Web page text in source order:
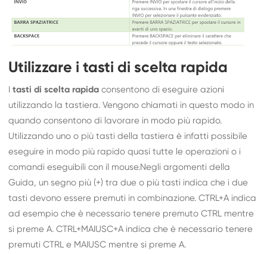
Utilizzare i tasti di scelta rapida
Itasti di scelta rapida consentono di eseguire azioni
utilizzando la tastiera. Vengono chiamati in questo modo in
quando consentono di lavorare in modo più rapido.
Utilizzando uno o più tasti della tastiera è infatti possibile
eseguire in modo più rapido quasi tutte le operazioni o i
comandi eseguibili con il mouse.Negli argomenti della
Guida, un segno più (+) tra due o più tasti indica che i due
tasti devono essere premuti in combinazione. CTRL+A indica
ad esempio che è necessario tenere premuto CTRL mentre
si preme A. CTRL+MAIUSC+A indica che è necessario tenere
premuti CTRL e MAIUSC mentre si preme A.